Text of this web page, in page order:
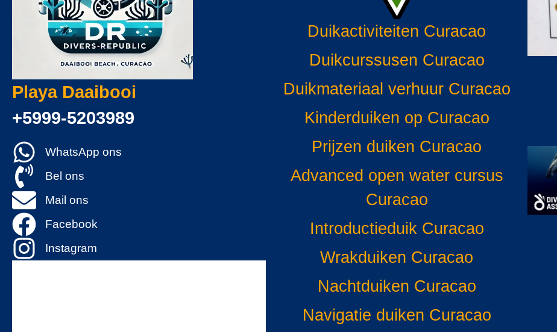
Playa Daaibooi
+5999-5203989
WhatsApp ons
Bel ons
Mail ons
Facebook
Instagram
Duikactiviteiten Curacao
Duikcurssusen Curacao
Duikmateriaal verhuur Curacao
Kinderduiken op Curacao
Prijzen duiken Curacao
Advanced open water cursus
Curacao
Introductieduik Curacao
Wrakduiken Curacao
Nachtduiken Curacao
Navigatie duiken Curacao